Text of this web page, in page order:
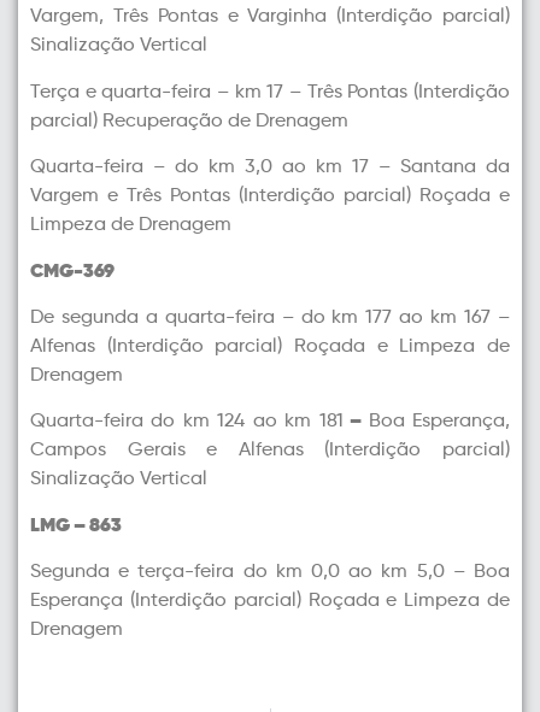
Vargem, Três Pontas e Varginha (Interdição parcial)
Sinalização Vertical
Terça e quarta-feira – km 17 – Três Pontas (Interdição
parcial) Recuperação de Drenagem
Quarta-feira – do km 3,0 ao km 17 – Santana da
Vargem e Três Pontas (Interdição parcial) Roçada e
Limpeza de Drenagem
CMG-369
De segunda a quarta-feira – do km 177 ao km 167 –
Alfenas (Interdição parcial) Roçada e Limpeza de
Drenagem
Quarta-feira do km 124 ao km 181 – Boa Esperança,
Campos Gerais e Alfenas (Interdição parcial)
Sinalização Vertical
LMG – 863
Segunda e terça-feira do km 0,0 ao km 5,0 – Boa
Esperança (Interdição parcial) Roçada e Limpeza de
Drenagem